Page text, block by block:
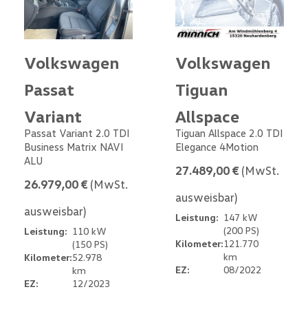
Volkswagen
Passat
Variant
Passat Variant 2.0 TDI
Business Matrix NAVI
ALU
26.979,00 € (MwSt.
ausweisbar)
Leistung: 110 kW
(150 PS)
Kilometer:52.978
km
EZ:
12/2023
Volkswagen
Tiguan
Allspace
Tiguan Allspace 2.0 TDI
Elegance 4Motion
27.489,00 € (MwSt.
ausweisbar)
Leistung: 147 kW
(200 PS)
Kilometer:121.770
km
EZ:
08/2022